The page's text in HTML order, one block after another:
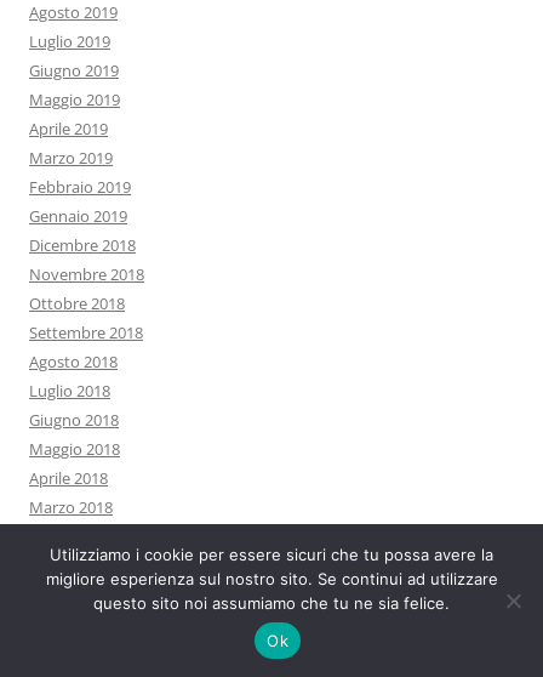
Agosto 2019
Luglio 2019
Giugno 2019
Maggio 2019
Aprile 2019
Marzo 2019
Febbraio 2019
Gennaio 2019
Dicembre 2018
Novembre 2018
Ottobre 2018
Settembre 2018
Agosto 2018
Luglio 2018
Giugno 2018
Maggio 2018
Aprile 2018
Marzo 2018
Gennaio 2018
Dicembre 2017
Utilizziamo i cookie per essere sicuri che tu possa avere la
migliore esperienza sul nostro sito. Se continui ad utilizzare
questo sito noi assumiamo che tu ne sia felice.
Ok